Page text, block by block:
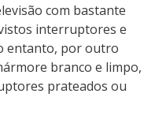
com bastante
interruptores e
entanto, por outro
branco e limpo,
prateados ou